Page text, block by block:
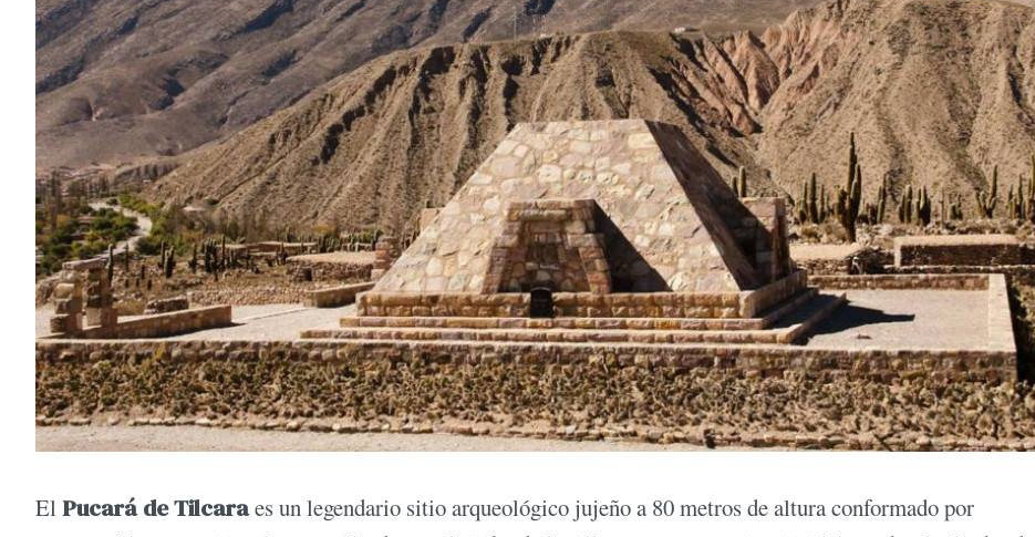
El Pucará de Tilcaraes un legendario sitio arqueológico jujeño a 80 metros de altura conformado por